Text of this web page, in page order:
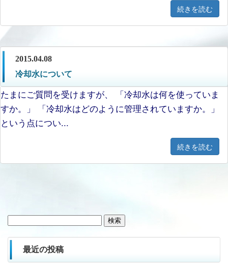
続きを読む
2015.04.08
冷却水について
たまにご質問を受けますが、 「冷却水は何を使っていま
すか。」 「冷却水はどのように管理されていますか。」
という点につい...
続きを読む
最近の投稿